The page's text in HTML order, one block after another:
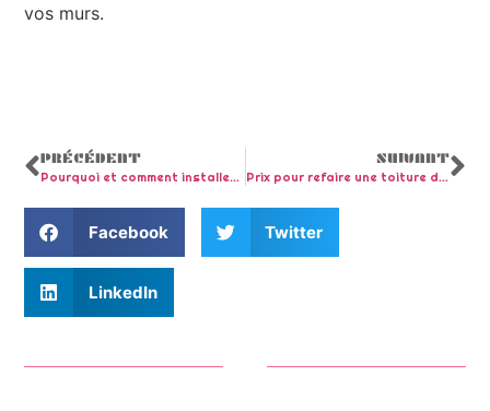
vos murs.
PRÉCÉDENT
Pourquoi et comment installer des WC suspendus ?
SUIVANT
Prix pour refaire une toiture de 100 m2
Facebook Twitter
LinkedIn